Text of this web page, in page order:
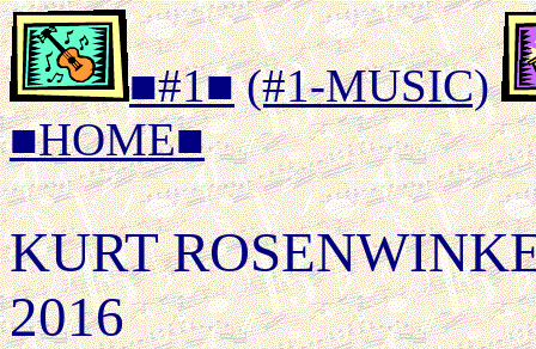
■#1■ (#1-MUSIC)
■HOME■
KURT
2016